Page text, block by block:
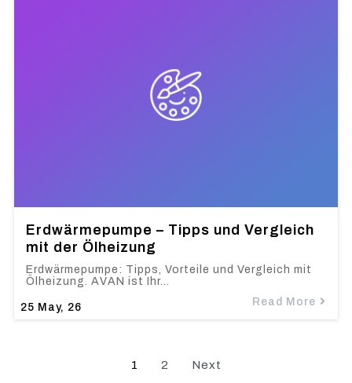
Erdwärmepumpe – Tipps und Vergleich
mit der Ölheizung
25 May, 26
Erdwärmepumpe: Tipps, Vorteile und Vergleich mit
Ölheizung. AVAN ist Ihr…
Read More
1 2 Next